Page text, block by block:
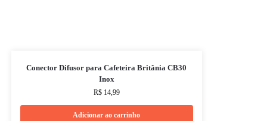
Conector Difusor para Cafeteira Britânia CB30
Inox
R$14,99
Adicionar ao carrinho